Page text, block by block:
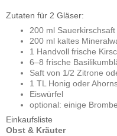
Zutaten für 2 Gläser:
200 ml
200 ml kaltes
1 Handvoll frische
6–8 frische
Saft von 1/2 Zitrone
1 TL Honig oder
Eiswürfel
optional: einige
Einkaufsliste
Obst & Kräuter